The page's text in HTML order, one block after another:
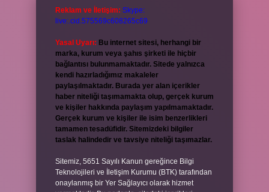
Reklam ve İletişim: Skype:
live:.cid.575569c608265c69
Yasal Uyarı: Bu internet sitesi, herhangi bir
marka, kurum veya şahıs şirketi ile hiçbir
bağlantısı bulunmamaktadır. Sitede yalnızca
kendi hazırladığımız makaleler
paylaşılmaktadır. Burada yer alan içerikler
haber niteliği taşımamakta olup, gerçek kurum
ve kişiler hakkında paylaşım yapılmamaktadır.
Gerçek kurum ve kişiler ile isim benzerlikleri
tamamen tesadüfidir. Sitemizdeki bilgiler
taslak halindedir ve tavsiye niteliği taşımazlar.
Sitemiz, 5651 Sayılı Kanun gereğince Bilgi
Teknolojileri ve İletişim Kurumu (BTK) tarafından
onaylanmış bir Yer Sağlayıcı olarak hizmet